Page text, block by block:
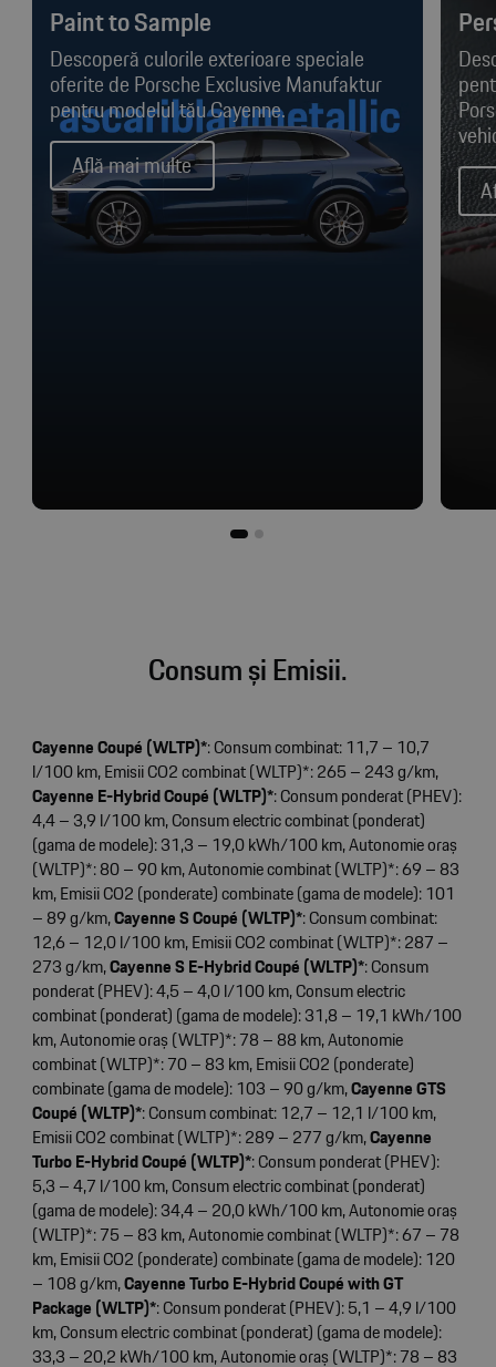
Paint to Sample
Descoperă culorile exterioare speciale
oferite de Porsche Exclusive Manufaktur
pentru modelul tău Cayenne.
Află mai multe
Consum și Emisii.
Cayenne Coupé (WLTP)*: Consum combinat: 11,7 – 10,7
l/100 km, Emisii CO2 combinat (WLTP)*: 265 – 243 g/km,
Cayenne E-Hybrid Coupé (WLTP)*: Consum ponderat (PHEV):
4,4 – 3,9 l/100 km, Consum electric combinat (ponderat)
(gama de modele): 31,3 – 19,0 kWh/100 km, Autonomie oraș
(WLTP)*: 80 – 90 km, Autonomie combinat (WLTP)*: 69 – 83
km, Emisii CO2 (ponderate) combinate (gama de modele): 101
– 89 g/km,Cayenne S Coupé (WLTP)*: Consum combinat:
12,6 – 12,0 l/100 km, Emisii CO2 combinat (WLTP)*: 287 –
273 g/km,Cayenne S E-Hybrid Coupé (WLTP)*: Consum
ponderat (PHEV): 4,5 – 4,0 l/100 km, Consum electric
combinat (ponderat) (gama de modele): 31,8 – 19,1 kWh/100
km, Autonomie oraș (WLTP)*: 78 – 88 km, Autonomie
combinat (WLTP)*: 70 – 83 km, Emisii CO2 (ponderate)
combinate (gama de modele): 103 – 90 g/km,Cayenne GTS
Coupé (WLTP)*: Consum combinat: 12,7 – 12,1 l/100 km,
Emisii CO2 combinat (WLTP)*: 289 – 277 g/km,Cayenne
Turbo E-Hybrid Coupé (WLTP)*: Consum ponderat (PHEV):
5,3 – 4,7 l/100 km, Consum electric combinat (ponderat)
(gama de modele): 34,4 – 20,0 kWh/100 km, Autonomie oraș
(WLTP)*: 75 – 83 km, Autonomie combinat (WLTP)*: 67 – 78
km, Emisii CO2 (ponderate) combinate (gama de modele): 120
– 108 g/km,Cayenne Turbo E-Hybrid Coupé with GT
Package (WLTP)*: Consum ponderat (PHEV): 5,1 – 4,9 l/100
km, Consum electric combinat (ponderat) (gama de modele):
33,3 – 20,2 kWh/100 km, Autonomie oraș (WLTP)*: 78 – 83